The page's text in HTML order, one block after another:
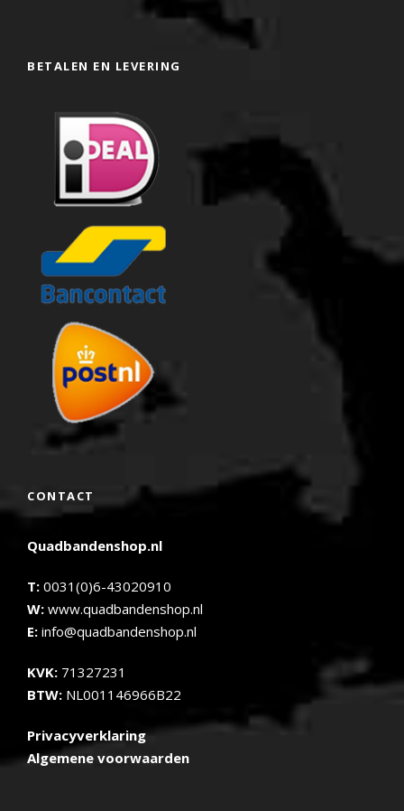
BETALEN EN LEVERING
CONTACT
Quadbandenshop.nl
T: 0031(0)6-43020910
W: www.quadbandenshop.nl
E: info@quadbandenshop.nl
KVK: 71327231
BTW: NL001146966B22
Privacyverklaring
Algemene voorwaarden